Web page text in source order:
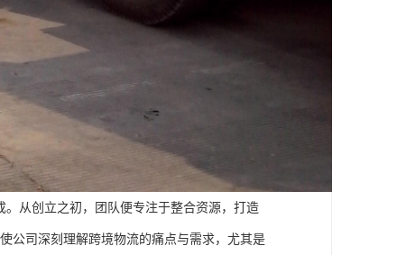
从创立之初，团队便专注于整合资源，打造
公司深刻理解跨境物流的痛点与需求，尤其是